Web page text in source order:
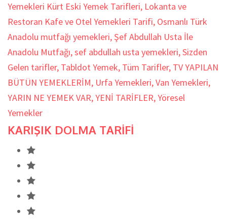
Yemekleri Kürt Eski Yemek Tarifleri, Lokanta ve
Restoran Kafe ve Otel Yemekleri Tarifi, Osmanlı Türk
Anadolu mutfağı yemekleri, Şef Abdullah Usta İle
Anadolu Mutfağı,sef abdullah usta yemekleri,Sizden
Gelen tarifler, Tabldot Yemek, Tüm Tarifler, TV YAPILAN
BÜTÜN YEMEKLERİM, Urfa Yemekleri,Van Yemekleri,
YARIN NE YEMEK VAR,YENİ TARİFLER,Yöresel
Yemekler
KARIŞIK DOLMA TARİFİ